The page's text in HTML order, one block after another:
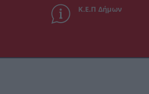
Κ.Ε.Π Δήμων